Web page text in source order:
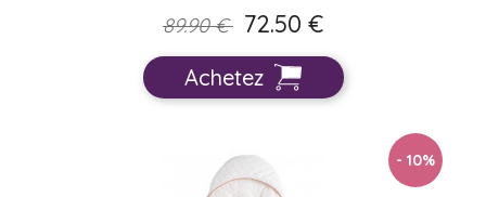
89.90 € 72.50 €
Achetez
- 10%